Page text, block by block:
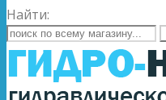
Найти: